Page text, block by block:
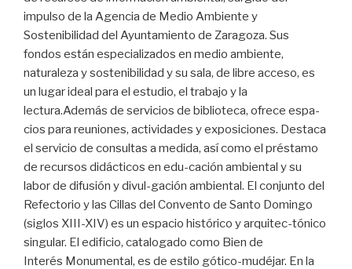
impulso de la Agencia de Medio Ambiente y
Sostenibilidad del Ayuntamiento de Zaragoza. Sus
fondos están especializados en medio ambiente,
naturaleza y sostenibilidad y su sala, de libre acceso, es
un lugar ideal para el estudio, el trabajo y la
lectura.Además de servicios de biblioteca, ofrece espa-
cios para reuniones, actividades y exposiciones. Destaca
el servicio de consultas a medida, así como el préstamo
de recursos didácticos en edu-cación ambiental y su
labor de difusión y divul-gación ambiental. El conjunto del
Refectorio y las Cillas del Convento de Santo Domingo
(siglos XIII-XIV) es un espacio histórico y arquitec-tónico
singular. El edificio, catalogado como Bien de
Interés Monumental, es de estilo gótico-mudéjar. En la